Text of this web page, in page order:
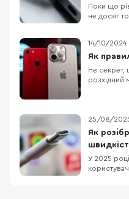
Поки що
не досяг
цьому
однаково
14/10/2024
Як
Не секрет,
розхідний
здоров'я
25/08/
Як
У 2025